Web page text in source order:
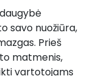
savo nuožiūra,
Prieš
matmenis,
vartotojams